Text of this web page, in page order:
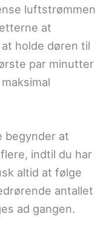
luftstrømmen
at
holde døren til
par minutter
begynder at
indtil du har
altid at følge
antallet
ad gangen.